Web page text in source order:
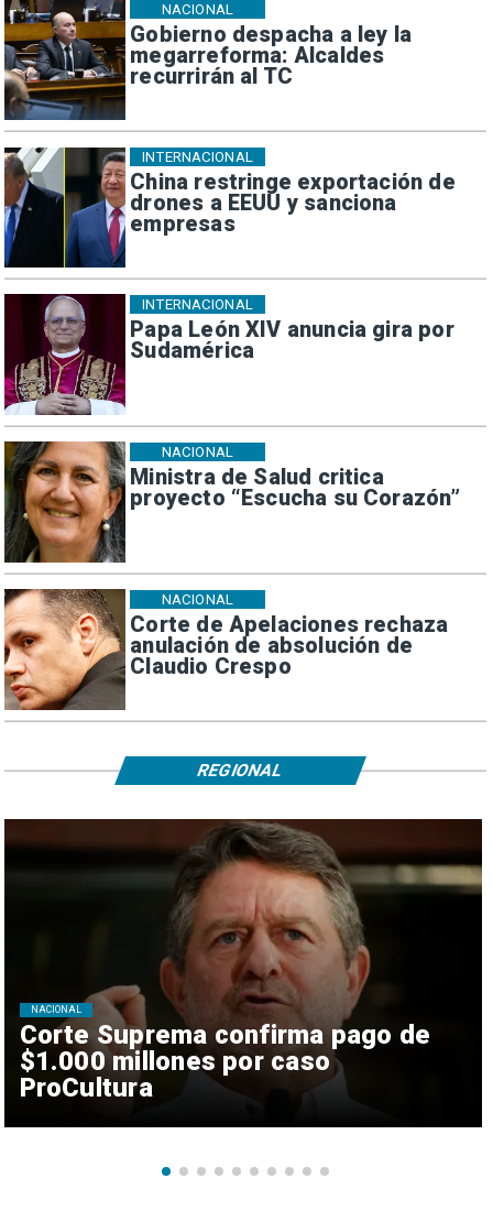
Gobierno despacha a ley la
megarreforma: Alcaldes
recurrirán al TC
NACIONAL
China restringe exportación de
drones a EEUU y sanciona
empresas
INTERNACIONAL
Papa León XIV anuncia gira por
Sudamérica
INTERNACIONAL
Ministra de Salud critica
proyecto “Escucha su Corazón”
NACIONAL
Corte de Apelaciones rechaza
anulación de absolución de
Claudio Crespo
NACIONAL
Corte Suprema confirma pago de
$1.000 millones por caso
ProCultura
NACIONAL
REGIONAL